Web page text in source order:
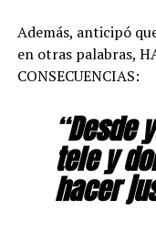
Además, anticipó
en otras palabras,
CONSECUENCIAS:
“Desde
tele y
hacer